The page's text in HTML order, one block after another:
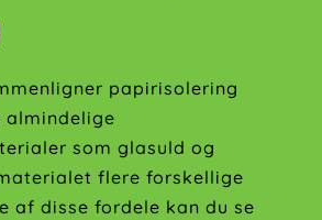
papirisolering
almindelige
som glasuld og
flere forskellige
af disse fordele kan du se